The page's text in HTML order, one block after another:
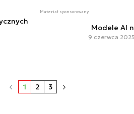
Materiał sponsorowany
Modele AI
9 czerwca
1 2 3